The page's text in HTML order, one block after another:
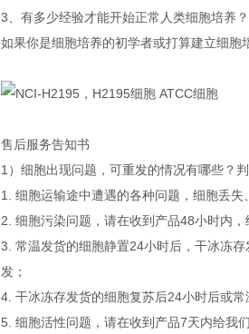
3、有多少经验才能开始正常人类细胞培养
如果你是细胞培养的初学者或打算建立细胞
售后服务告知书
1）细胞出现问题，可重发的情况有哪些？
1. 细胞运输途中遭遇的各种问题，细胞丢失
2. 细胞污染问题，请在收到产品48小时内
3. 常温发货的细胞静置24小时后，干冰冻
发；
4. 干冰冻存发货的细胞复苏后24小时后或
5. 细胞活性问题，请在收到产品7天内给我